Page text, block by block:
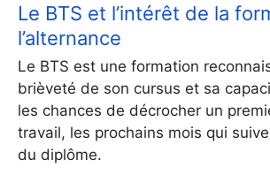
Le BTS et l’intérêt de la
l’alternance
Le BTS est une formation
brièveté de son cursus et sa
les chances de décrocher un
travail, les prochains mois qui
du diplôme.